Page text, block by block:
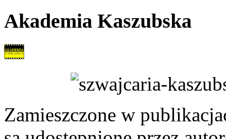
Akademia Kaszubska
Zamieszczone w